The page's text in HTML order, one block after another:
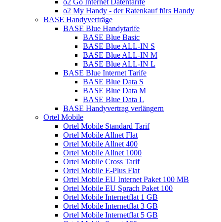
o2 Go Internet Datentarife
o2 My Handy - der Ratenkauf fürs Handy
BASE Handyverträge
BASE Blue Handytarife
BASE Blue Basic
BASE Blue ALL-IN S
BASE Blue ALL-IN M
BASE Blue ALL-IN L
BASE Blue Internet Tarife
BASE Blue Data S
BASE Blue Data M
BASE Blue Data L
BASE Handyvertrag verlängern
Ortel Mobile
Ortel Mobile Standard Tarif
Ortel Mobile Allnet Flat
Ortel Mobile Allnet 400
Ortel Mobile Allnet 1000
Ortel Mobile Cross Tarif
Ortel Mobile E-Plus Flat
Ortel Mobile EU Internet Paket 100 MB
Ortel Mobile EU Sprach Paket 100
Ortel Mobile Internetflat 1 GB
Ortel Mobile Internetflat 3 GB
Ortel Mobile Internetflat 5 GB